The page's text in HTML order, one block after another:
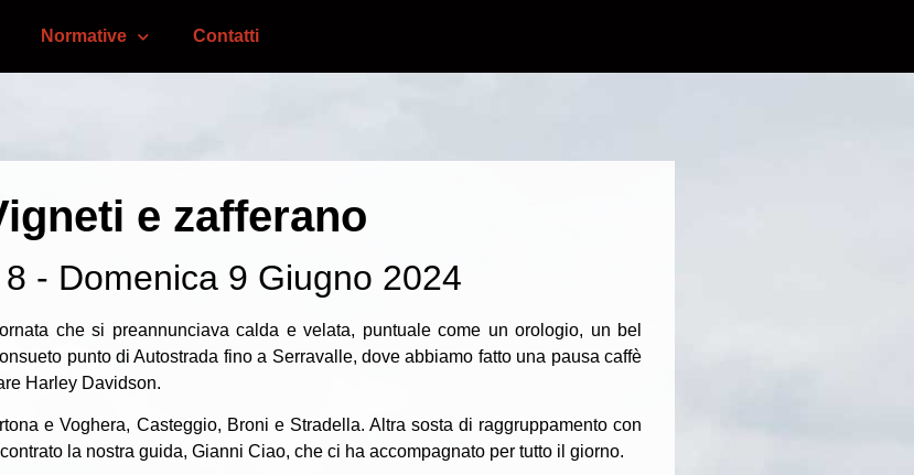
Normative Contatti
e zafferano
- Domenica 9 Giugno 2024
che si preannunciava calda e velata, puntuale come un orologio, un bel
punto di Autostrada fino a Serravalle, dove abbiamo fatto una pausa caffè
Harley Davidson.
e Voghera, Casteggio, Broni e Stradella. Altra sosta di raggruppamento con
la nostra guida, Gianni Ciao, che ci ha accompagnato per tutto il giorno.